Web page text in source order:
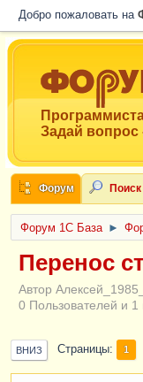
Добро пожаловать на
Задай
Форум Поиск
Форум 1C База ►
Перенос
Автор
0 Пользователей и 1
ВНИЗ Страницы 1